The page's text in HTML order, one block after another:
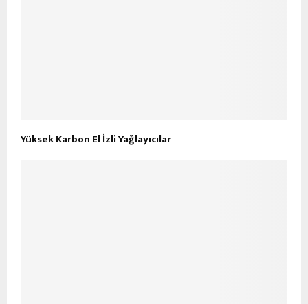
Yüksek Karbon El İzli Yağlayıcılar